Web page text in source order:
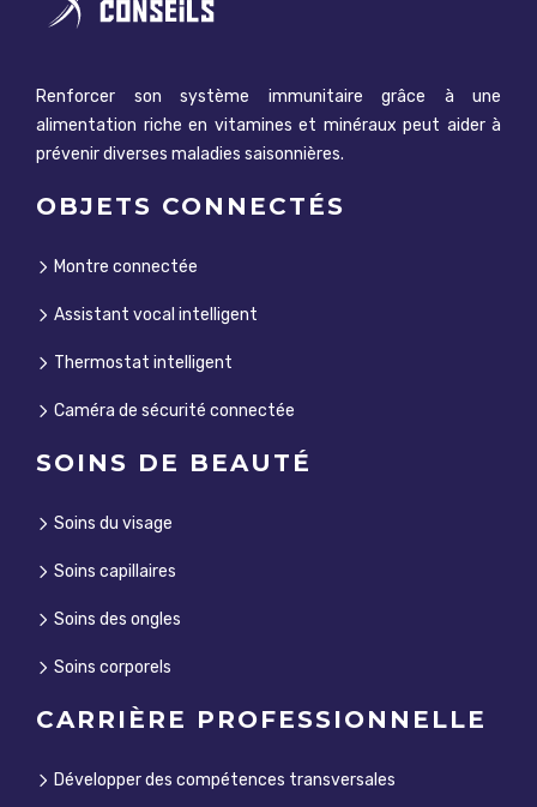
Renforcer son système immunitaire grâce à une
alimentation riche en vitamines et minéraux peut aider à
prévenir diverses maladies saisonnières.
OBJETS CONNECTÉS
Montre connectée
Assistant vocal intelligent
Thermostat intelligent
Caméra de sécurité connectée
SOINS DE BEAUTÉ
Soins du visage
Soins capillaires
Soins des ongles
Soins corporels
CARRIÈRE PROFESSIONNELLE
Développer des compétences transversales